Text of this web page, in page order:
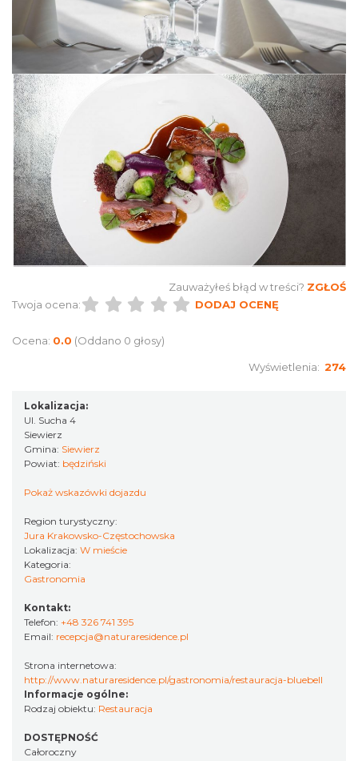
Zauważyłeś błąd w treści? ZGŁOŚ
Twoja ocena:
DODAJ OCENĘ
Ocena: 0.0 (Oddano 0 głosy)
Wyświetlenia: 274
Lokalizacja:
Ul. Sucha 4
Siewierz
Gmina: Siewierz
Powiat: będziński
Pokaż wskazówki dojazdu
Region turystyczny:
Jura Krakowsko-Częstochowska
Lokalizacja: W mieście
Kategoria:
Gastronomia
Kontakt:
Telefon: +48 326 741 395
Email: recepcja@naturaresidence.pl
Strona internetowa:
http://www.naturaresidence.pl/gastronomia/restauracja-bluebell
Informacje ogólne:
Rodzaj obiektu: Restauracja
DOSTĘPNOŚĆ
Całoroczny